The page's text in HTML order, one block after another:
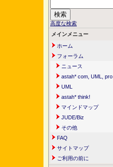
高度な検索
メインメニュー
ホーム
フォーラム
ニュース
astah* com, UML, pro
UML
astah* think!
マインドマップ
JUDE/Biz
その他
FAQ
サイトマップ
ご利用の前に